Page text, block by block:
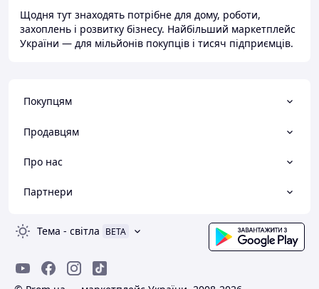
Щодня тут знаходять потрібне для дому, роботи,
захоплень і розвитку бізнесу. Найбільший маркетплейс
України — для мільйонів покупців і тисяч підприємців.
Покупцям
Продавцям
Про нас
Партнери
Тема - світла BETA